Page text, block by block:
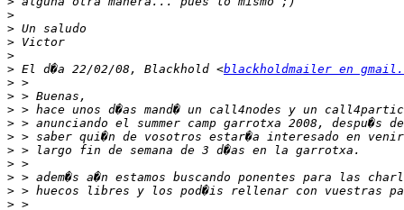
>
>
>
>
> El d�a 22/02/08, Blackhold <blackholdmailer en
>
>
>
>
>
>
>
>
>
>